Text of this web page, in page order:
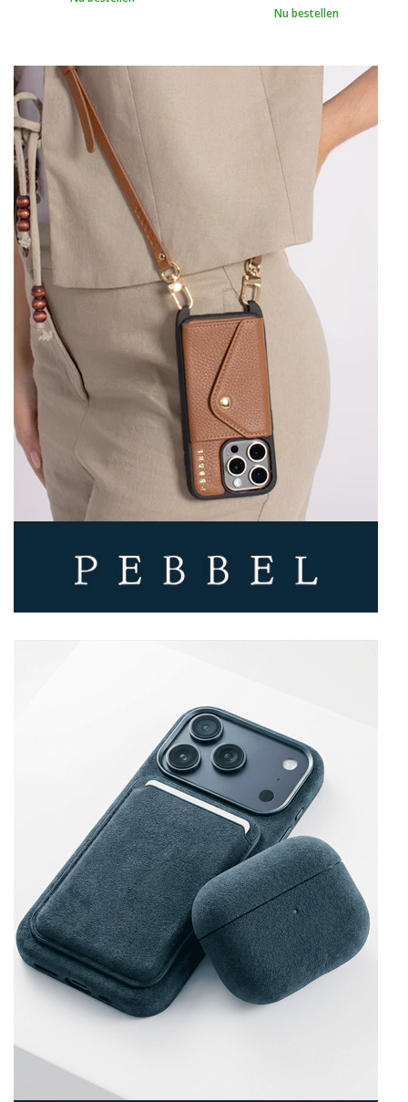
Nu bestellen